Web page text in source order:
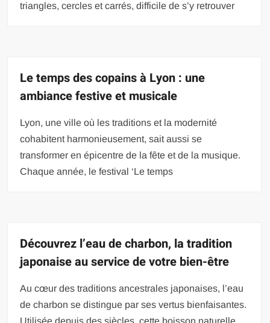
triangles, cercles et carrés, difficile de s’y retrouver
Le temps des copains à Lyon : une
ambiance festive et musicale
Lyon, une ville où les traditions et la modernité
cohabitent harmonieusement, sait aussi se
transformer en épicentre de la fête et de la musique.
Chaque année, le festival ‘Le temps
Découvrez l’eau de charbon, la tradition
japonaise au service de votre bien-être
Au cœur des traditions ancestrales japonaises, l’eau
de charbon se distingue par ses vertus bienfaisantes.
Utilisée depuis des siècles, cette boisson naturelle